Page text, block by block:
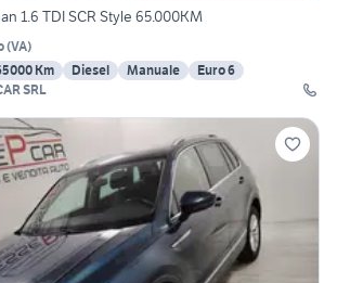
1.6 TDI SCR Style 65.000KM
(VA)
Km Diesel Manuale
Euro 6
SRL